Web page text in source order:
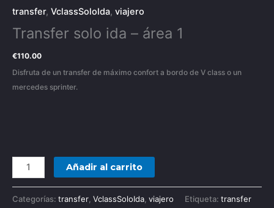
transfer, VclassSoloIda, viajero
Transfer solo ida – área 1
€110.00
Disfruta de un transfer de máximo confort a bordo de V class o un
mercedes sprinter.
área
1
Añadir al carrito
Categorías: transfer VclassSoloIda viajero Etiqueta: transfer